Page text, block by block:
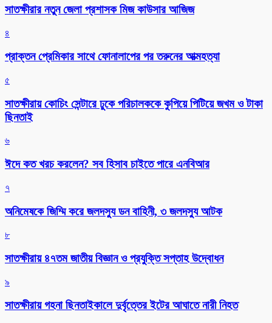
সাতক্ষীরার নতুন জেলা প্রশাসক মিজ কাউসার আজিজ
৪
প্রাক্তন প্রেমিকার সাথে ফোনালাপের পর তরুনের আত্মহত্যা
৫
সাতক্ষীরায় কোচিং সেন্টারে ঢুকে পরিচালককে কুপিয়ে পিটিয়ে জখম ও টাকা
ছিনতাই
৬
ঈদে কত খরচ করলেন? সব হিসাব চাইতে পারে এনবিআর
৭
অনিমেষকে জিম্মি করে জলদস্যু ডন বাহিনী, ৩ জলদস্যু আটক
৮
সাতক্ষীরায় ৪৭তম জাতীয় বিজ্ঞান ও প্রযুক্তি সপ্তাহ উদ্বোধন
৯
সাতক্ষীরায় গহনা ছিনতাইকালে দুর্বৃত্তের ইটের আঘাতে নারী নিহত